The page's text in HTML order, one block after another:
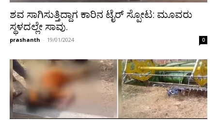
ಶವ ಸಾಗಿಸುತ್ತಿದ್ದಾಗ ಕಾರಿನ ಟೈರ್ ಸ್ಪೋಟ: ಮೂವರು
ಸ್ಥಳದಲ್ಲೇ ಸಾವು.
prashanth - 19/01/2024 0